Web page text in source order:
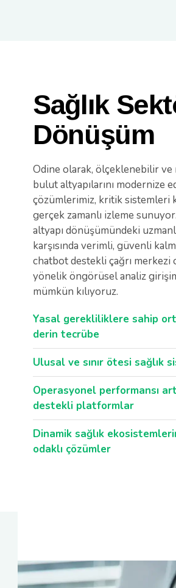
Sağlık
Dönüşüm
Odine olarak, ölçeklenebilir
bulut altyapılarını modernize
çözümlerimiz, kritik sistemleri
gerçek zamanlı izleme
altyapı dönüşümündeki
karşısında verimli, güvenli
chatbot destekli çağrı merkezi
yönelik öngörüsel analiz
mümkün kılıyoruz.
Yasal gerekliliklere sahip
derin tecrübe
Ulusal ve sınır ötesi sağlık
Operasyonel performansı
destekli platformlar
Dinamik sağlık
odaklı çözümler